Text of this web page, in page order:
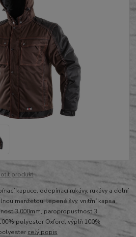
produkt
kapuce, odepínací rukávy, rukávy a dolní
manžetou, lepené švy, vnitřní kapsa,
3 000mm, paropropustnost 3
polyester Oxford, výplň 100%
celý popis